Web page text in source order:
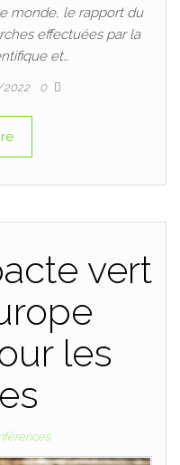
monde, le rapport du
effectuées par la
et…
2022 0
vert
les